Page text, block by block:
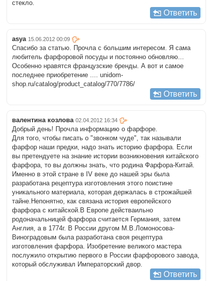
стекло.
Ответить
asya 15.06.2012 00:09
Спасибо за статью. Прочла с большим интересом. Я сама
любитель фарфоровой посуды и постоянно обновляю...
Особенно нравятся французские бренды. А вот и самое
последнее приобретение .... unidom-
shop.ru/catalog/product_catalog/770/7786/
Ответить
валентина козлова 02.04.2012 16:34
Добрый день! Прочла информацию о фарфоре.
Для того, чтобы писать о "звонком чуде", так называли
фарфор наши предки, надо знать историю фарфора. Если
вы претендуете на знание истории возникновения китайского
фарфора, то вы должны знать, что родина Фарфора-Китай.
Именно в этой стране в IV веке до нашей эры была
разработана рецептура изготовления этого поистине
уникального материала, которая держалась в строжайшей
тайне.Непонятно, как связана история европейского
фарфора с китайской.В Европе действаильно
родоначальницей фарфора считается Германия, затем
Англия, а в 1774г. В России другом М.В.Ломоносова-
Виноградовым была разработана своя рецептура
изготовления фарфора. Изобретение великого мастера
послужило открытию первого в России фарфорового завода,
который обслуживал Императорский двор.
Ответить